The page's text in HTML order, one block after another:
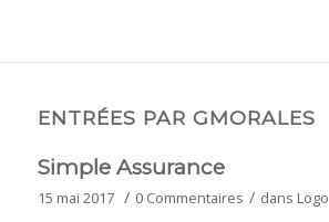
ENTRÉES PAR GMORALES
Simple Assurance
15 mai 2017 / 0 Commentaires / dans Logo